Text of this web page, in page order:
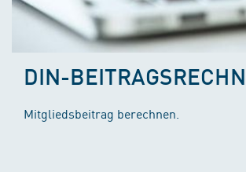
DIN-
Mitgliedsbeitrag berechnen.